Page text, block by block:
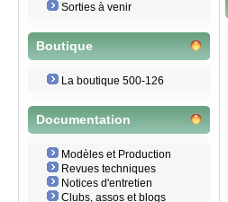
Sorties à venir
Boutique
La boutique 500-126
Documentation
Modèles et Production
Revues techniques
Notices d'entretien
Clubs, assos et blogs